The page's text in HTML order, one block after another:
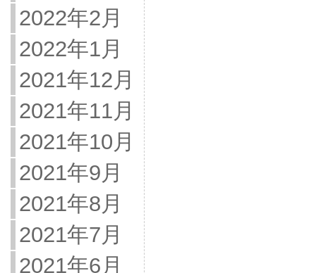
2022年2月
2022年1月
2021年12月
2021年11月
2021年10月
2021年9月
2021年8月
2021年7月
2021年6月